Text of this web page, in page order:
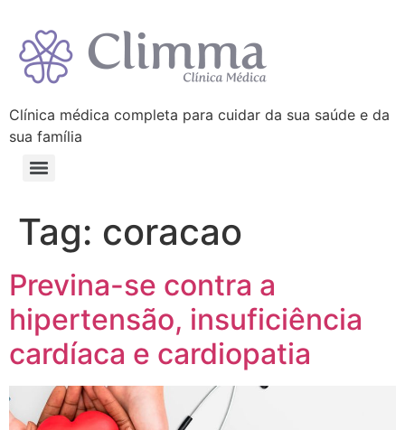
Clínica médica completa para cuidar da sua saúde e da
sua família
Tag: coracao
Previna-se contra a
hipertensão, insuficiência
cardíaca e cardiopatia